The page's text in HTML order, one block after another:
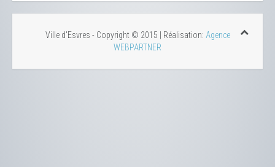
Ville d'Esvres - Copyright © 2015 | Réalisation: Agence
WEBPARTNER